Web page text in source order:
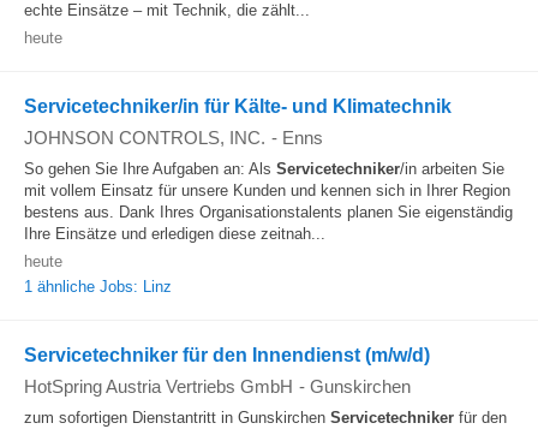
echte Einsätze – mit Technik, die zählt...
heute
Servicetechniker/in für Kälte- und Klimatechnik
JOHNSON CONTROLS, INC. - Enns
So gehen Sie Ihre Aufgaben an: Als Servicetechniker/in arbeiten Sie
mit vollem Einsatz für unsere Kunden und kennen sich in Ihrer Region
bestens aus. Dank Ihres Organisationstalents planen Sie eigenständig
Ihre Einsätze und erledigen diese zeitnah...
heute
1 ähnliche Jobs: Linz
Servicetechniker für den Innendienst (m/w/d)
HotSpring Austria Vertriebs GmbH - Gunskirchen
zum sofortigen Dienstantritt in Gunskirchen Servicetechniker für den